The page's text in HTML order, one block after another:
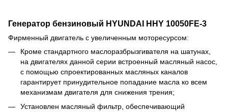
Генератор бензиновый HYUNDAI HHY 10050FE-3
Фирменный двигатель с увеличенным моторесурсом:
Кроме стандартного маслоразбрызгивателя на шатунах,
на двигателях данной серии встроенный масляный насос,
с помощью спроектированных масляных каналов
гарантирует принудительное попадание масла ко всем
механизмам двигателя для снижения трения;
Установлен масляный фильтр, обеспечивающий